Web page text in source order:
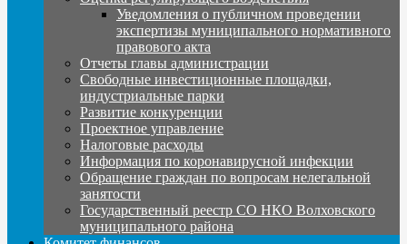
Уведомления о публичном проведении
экспертизы муниципального нормативного
правового акта
Отчеты главы администрации
Свободные инвестиционные площадки,
индустриальные парки
Развитие конкуренции
Проектное управление
Налоговые расходы
Информация по коронавирусной инфекции
Обращение граждан по вопросам нелегальной
занятости
Государственный реестр СО НКО Волховского
муниципального района